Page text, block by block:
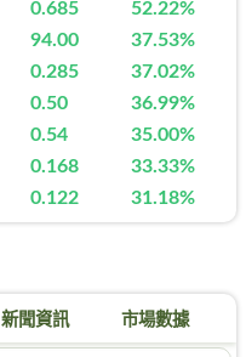
0.685 52.22%
94.00 37.53%
0.285 37.02%
0.50 36.99%
0.54 35.00%
0.168 33.33%
0.122 31.18%
新聞資訊 市場數據